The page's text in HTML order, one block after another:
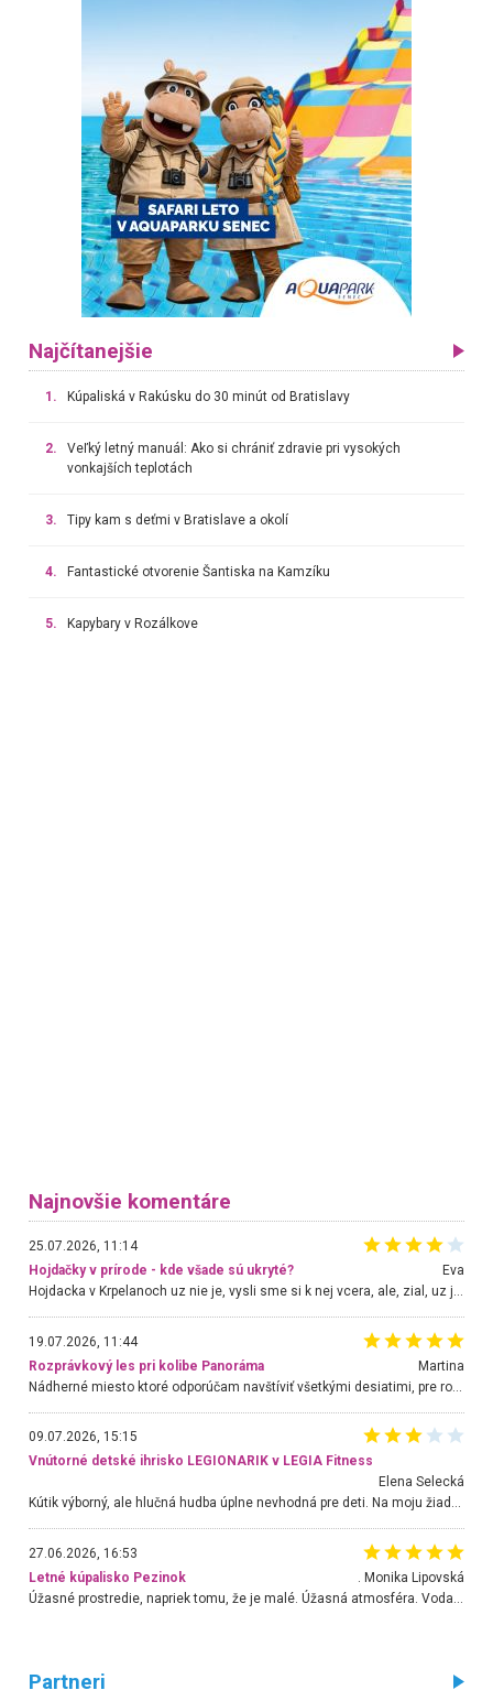
Najčítanejšie
1. Kúpaliská v Rakúsku do 30 minút od Bratislavy
2.
Veľký letný manuál: Ako si chrániť zdravie pri vysokých
vonkajších teplotách
3. Tipy kam s deťmi v Bratislave a okolí
4. Fantastické otvorenie Šantiska na Kamzíku
5. Kapybary v Rozálkove
Najnovšie komentáre
25.07.2026, 11:14
Hojdačky v prírode - kde všade sú ukryté?
Eva
Hojdacka v Krpelanoch uz nie je, vysli sme si k nej vcera, ale, zial, uz je znicena. Ak sem planujete cestu len kvoli hojdacke, mozete si ju usetrit. Krasny vyhlad je tu vsak aj bez hojdacky :-)
19.07.2026, 11:44
Rozprávkový les pri kolibe Panoráma
Martina
Nádherné miesto ktoré odporúčam navštíviť všetkými desiatimi, pre rodiny s deťmi, dôchodcom... Proste a jednoducho ozaj rozprávkový les.. určite ešte prídeme. Odniesli sme si na pamiatku krásne tričká,
09.07.2026, 15:15
Vnútorné detské ihrisko LEGIONARIK v LEGIA Fitness
Elena Selecká
Kútik výborný, ale hlučná hudba úplne nevhodná pre deti. Na moju žiadosť o aspoň sušenie nereagovali.
27.06.2026, 16:53
Letné kúpalisko Pezinok
. Monika Lipovská
Úžasné prostredie, napriek tomu, že je malé. Úžasná atmosféra. Voda fantastická a nádherná. Ľudí je pomerne veľa, ale su mili a ohľaduplní. Je veľmi zaujímavé sledovať, ako dokážu spolu športovať cudzí ľudia a bez ohľadu na vek. Vládne tu pohoda. Vnuka neviem dostať z vody. Ďakujem za krásny deň . Urcite sa sem vrátim. Jediný problém je s parkovaním, ale aj ten sa mi podarilo vyriešiť. Monika Bratislava
Partneri